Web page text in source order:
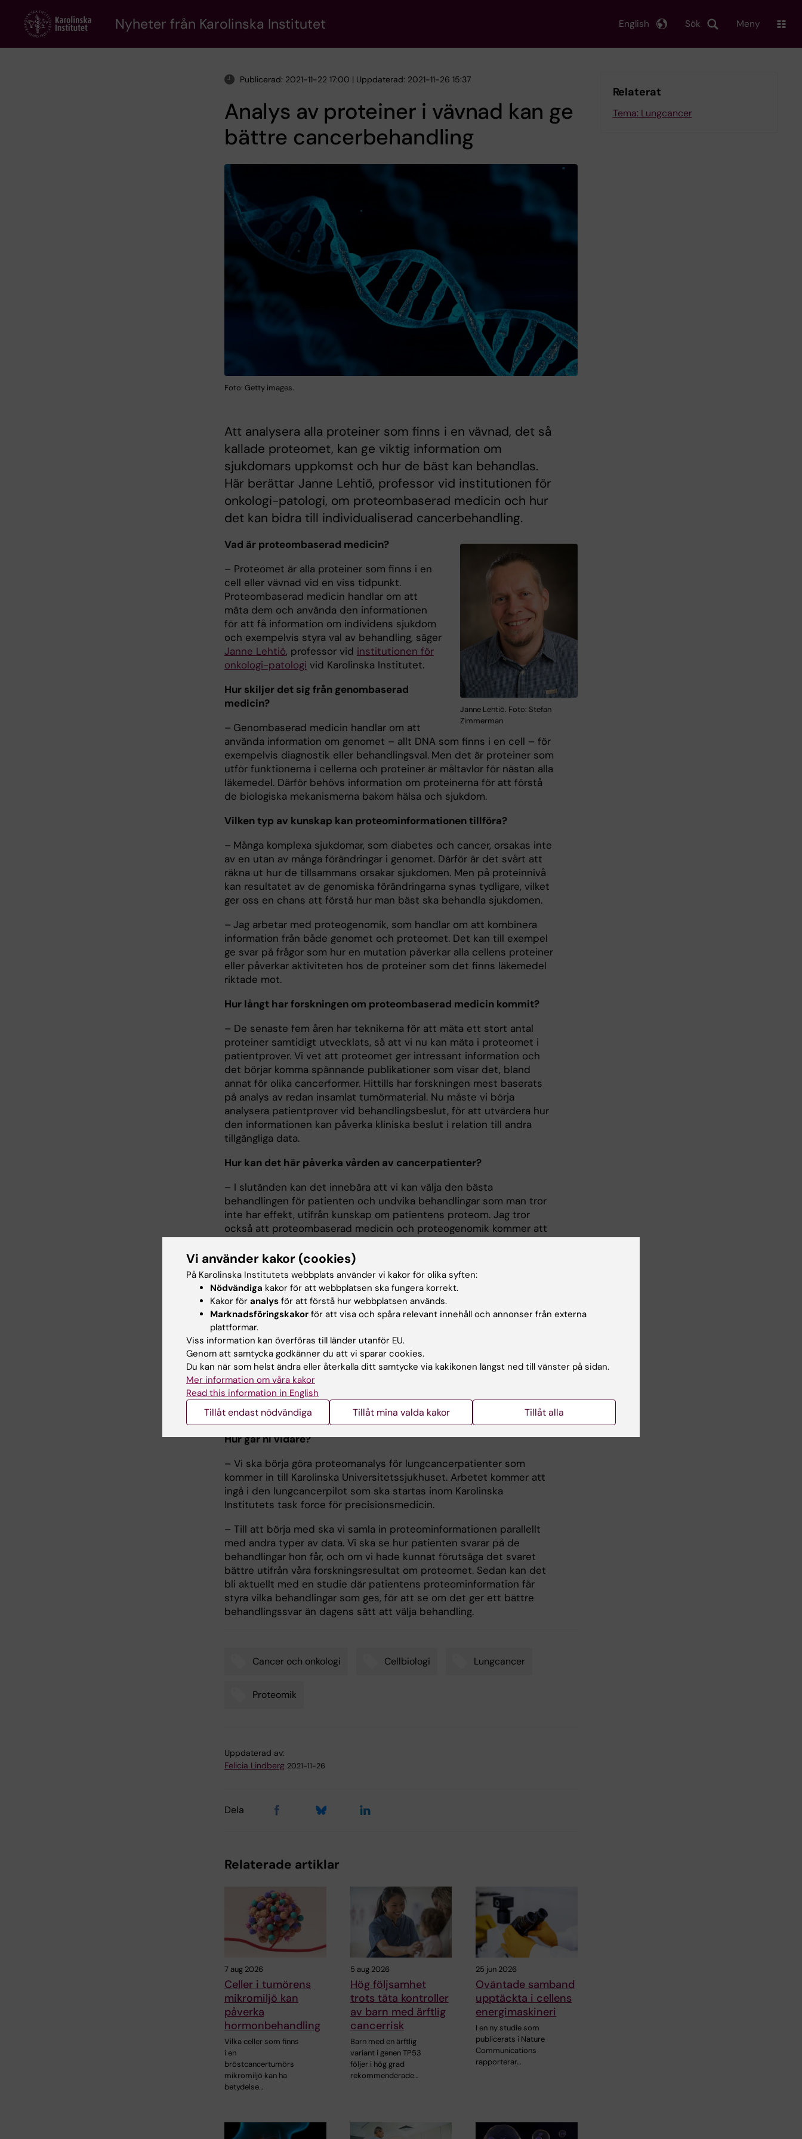
content
Nyheter från Karolinska Institutet Sök
English Meny
Publicerad: 2021-11-22 17:00 | Uppdaterad: 2021-11-26 15:37
Analys av proteiner i vävnad kan ge
bättre cancerbehandling
Foto: Getty images.
Att analysera alla proteiner som finns i en vävnad, det så
kallade proteomet, kan ge viktig information om
sjukdomars uppkomst och hur de bäst kan behandlas.
Här berättar Janne Lehtiö, professor vid institutionen för
onkologi-patologi, om proteombaserad medicin och hur
det kan bidra till individualiserad cancerbehandling.
Janne Lehtiö. Foto: Stefan
Zimmerman.
Vad är proteombaserad medicin?
– Proteomet är alla proteiner som finns i en
cell eller vävnad vid en viss tidpunkt.
Proteombaserad medicin handlar om att
mäta dem och använda den informationen
för att få information om individens sjukdom
och exempelvis styra val av behandling, säger
Janne Lehtiö, professor vid institutionen för
onkologi-patologi vid Karolinska Institutet.
Hur skiljer det sig från genombaserad
medicin?
– Genombaserad medicin handlar om att
använda information om genomet – allt DNA som finns i en cell – för
exempelvis diagnostik eller behandlingsval. Men det är proteiner som
utför funktionerna i cellerna och proteiner är måltavlor för nästan alla
läkemedel. Därför behövs information om proteinerna för att förstå
de biologiska mekanismerna bakom hälsa och sjukdom.
Vilken typ av kunskap kan proteominformationen tillföra?
– Många komplexa sjukdomar, som diabetes och cancer, orsakas inte
av en utan av många förändringar i genomet. Därför är det svårt att
räkna ut hur de tillsammans orsakar sjukdomen. Men på proteinnivå
kan resultatet av de genomiska förändringarna synas tydligare, vilket
ger oss en chans att förstå hur man bäst ska behandla sjukdomen.
– Jag arbetar med proteogenomik, som handlar om att kombinera
information från både genomet och proteomet. Det kan till exempel
ge svar på frågor som hur en mutation påverkar alla cellens proteiner
eller påverkar aktiviteten hos de proteiner som det finns läkemedel
riktade mot.
Hur långt har forskningen om proteombaserad medicin kommit?
– De senaste fem åren har teknikerna för att mäta ett stort antal
proteiner samtidigt utvecklats, så att vi nu kan mäta i proteomet i
patientprover. Vi vet att proteomet ger intressant information och
det börjar komma spännande publikationer som visar det, bland
annat för olika cancerformer. Hittills har forskningen mest baserats
på analys av redan insamlat tumörmaterial. Nu måste vi börja
analysera patientprover vid behandlingsbeslut, för att utvärdera hur
den informationen kan påverka kliniska beslut i relation till andra
tillgängliga data.
Hur kan det här påverka vården av cancerpatienter?
– I slutänden kan det innebära att vi kan välja den bästa
behandlingen för patienten och undvika behandlingar som man tror
inte har effekt, utifrån kunskap om patientens proteom. Jag tror
också att proteombaserad medicin och proteogenomik kommer att
cancerläkemedel till en effektiv cocktail.
Nu publicerar du och dina kollegor en artikel iNature Cancer
ni har undersökt proteomet och genomet i prov från
lungcancertumörer. Vad visar de resultaten?
– Vi ser att det baserat på proteomet går att dela in tumörerna i nya
undergrupper som skiljer sig åt på intressanta sätt. Tumörerna
försöker gömma sig från kroppens immunförsvar genom att använda
olika mekanismer, och de mekanismerna är olika mellan grupperna.
Det är betydelsefull information eftersom det påverkar om patienten
kommer att vara hjälpt eller inte av vissa immunterapier, som är
viktiga cancerläkemedel som används idag.
Hur går ni vidare?
– Vi ska börja göra proteomanalys för lungcancerpatienter som
kommer in till Karolinska Universitetssjukhuset. Arbetet kommer att
ingå i den lungcancerpilot som ska startas inom Karolinska
Institutets task force för precisionsmedicin.
– Till att börja med ska vi samla in proteominformationen parallellt
med andra typer av data. Vi ska se hur patienten svarar på de
behandlingar hon får, och om vi hade kunnat förutsäga det svaret
bättre utifrån våra forskningsresultat om proteomet. Sedan kan det
bli aktuellt med en studie där patientens proteominformation får
styra vilka behandlingar som ges, för att se om det ger ett bättre
behandlingssvar än dagens sätt att välja behandling.
Cancer och onkologi Cellbiologi Lungcancer
Proteomik
Uppdaterad av:
Felicia Lindberg 2021-11-26
Dela
Relaterade artiklar
7 aug 2026
Celler i tumörens
mikromiljö kan
påverka
hormonbehandling
Vilka celler som finns
i en
bröstcancertumörs
mikromiljö kan ha
betydelse…
5 aug 2026
Hög följsamhet
trots täta kontroller
av barn med ärftlig
cancerrisk
Barn med en ärftlig
variant i genen TP53
följer i hög grad
rekommenderade…
25 jun 2026
Oväntade samband
upptäckta i cellens
energimaskineri
I en ny studie som
publicerats i Nature
Communications
rapporterar…
Relaterat
Tema: Lungcancer
Vi använder kakor (cookies)
På Karolinska Institutets webbplats använder vi kakor för olika syften:
Nödvändiga kakor för att webbplatsen ska fungera korrekt.
Kakor för analys för att förstå hur webbplatsen används.
Marknadsföringskakor för att visa och spåra relevant innehåll och annonser från externa
plattformar.
Viss information kan överföras till länder utanför EU.
Genom att samtycka godkänner du att vi sparar cookies.
Du kan när som helst ändra eller återkalla ditt samtycke via kakikonen längst ned till vänster på sidan.
Mer information om våra kakor
Read this information in English
Tillåt endast nödvändiga Tillåt mina valda kakor Tillåt alla